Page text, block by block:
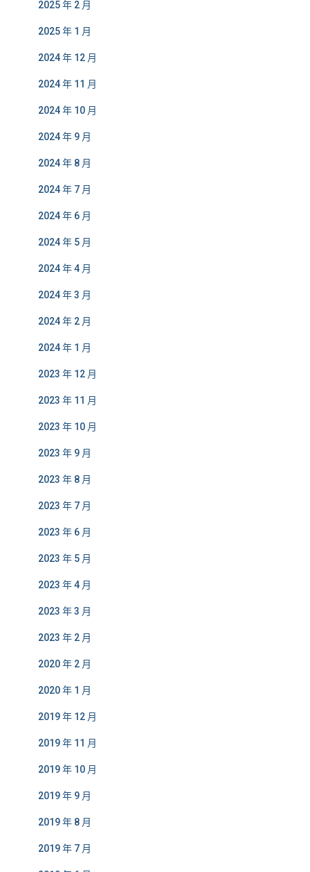
2025 年 2 月
2025 年 1 月
2024 年 12 月
2024 年 11 月
2024 年 10 月
2024 年 9 月
2024 年 8 月
2024 年 7 月
2024 年 6 月
2024 年 5 月
2024 年 4 月
2024 年 3 月
2024 年 2 月
2024 年 1 月
2023 年 12 月
2023 年 11 月
2023 年 10 月
2023 年 9 月
2023 年 8 月
2023 年 7 月
2023 年 6 月
2023 年 5 月
2023 年 4 月
2023 年 3 月
2023 年 2 月
2020 年 2 月
2020 年 1 月
2019 年 12 月
2019 年 11 月
2019 年 10 月
2019 年 9 月
2019 年 8 月
2019 年 7 月